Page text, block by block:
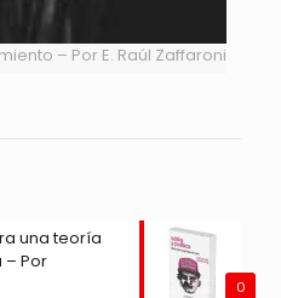
– Por E. Raúl Zaffaroni
0
una teoría
Por